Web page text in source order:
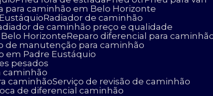
para caminhão em Belo Horizonte
Radiador de caminhão
de caminhão preço e qualidade
Belo Horizonte
Reparo diferencial para
de manutenção para caminhão
em Padre Eustáquio
pesados
caminhão
caminhão Serviço de revisão de caminhão
de diferencial caminhão